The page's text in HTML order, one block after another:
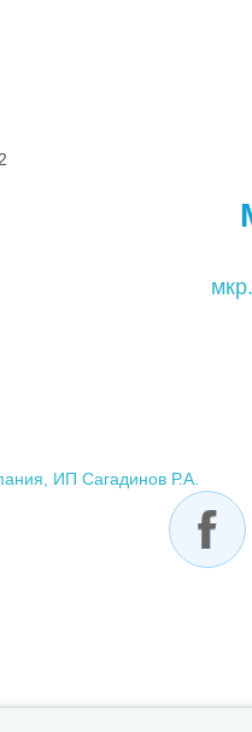
ИП Сагадинов Р.А.